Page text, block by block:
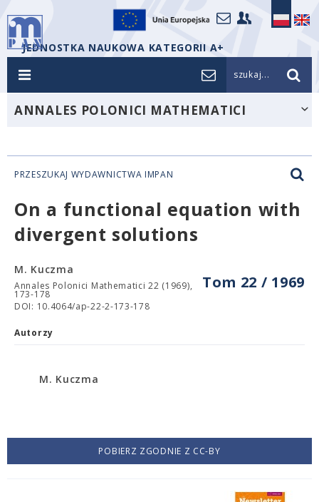
JEDNOSTKA NAUKOWA KATEGORII A+
szukaj...
ANNALES POLONICI MATHEMATICI
PRZESZUKAJ WYDAWNICTWA IMPAN
On a functional equation with
divergent solutions
Tom 22 / 1969
M. Kuczma
Annales Polonici Mathematici 22 (1969),
173-178
DOI: 10.4064/ap-22-2-173-178
Autorzy
M. Kuczma
POBIERZ ZGODNIE Z CC-BY